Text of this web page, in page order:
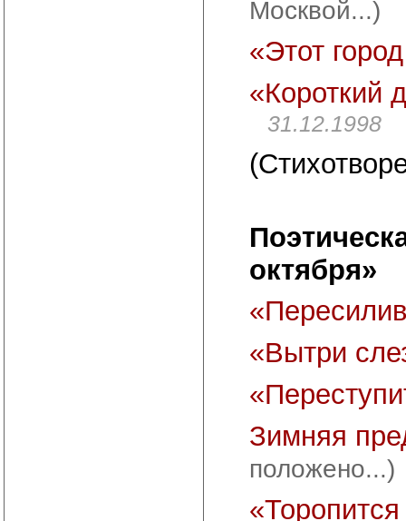
Москвой...)
«Этот
«Короткий
31.12.1998
октября»
«Вытри
Зимняя
положено...)